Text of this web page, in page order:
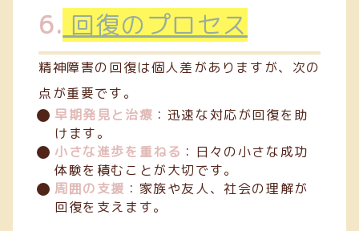
6. 回復のプロセス
精神障害の回復は個人差がありますが、次の
点が重要です。
早期発見と治療 ：迅速な対応が回復を助
けます。
小さな進歩を重ねる ：日々の小さな成功
体験を積むことが大切です。
周囲の支援 ：家族や友人、社会の理解が
回復を支えます。